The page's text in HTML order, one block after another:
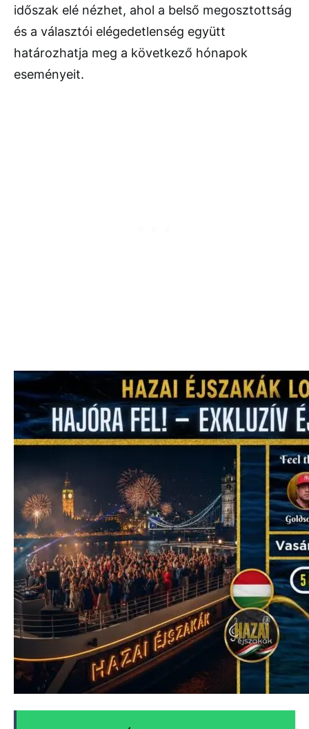
időszak elé nézhet, ahol a belső megosztottság
és a választói elégedetlenség együtt
határozhatja meg a következő hónapok
eseményeit.